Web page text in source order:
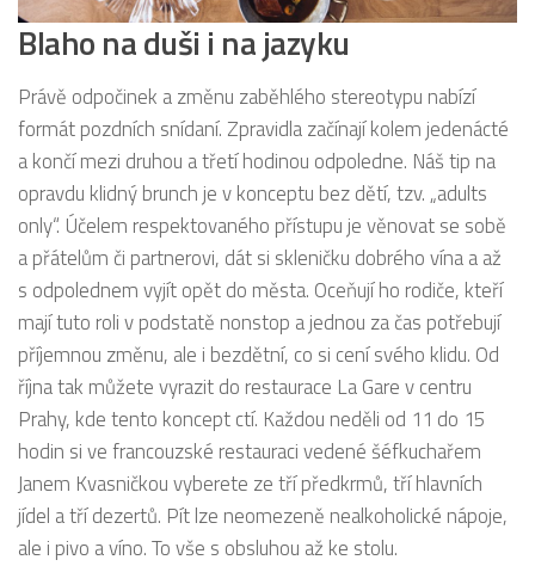
Blaho na duši i na jazyku
Právě odpočinek a změnu zaběhlého stereotypu nabízí
formát pozdních snídaní. Zpravidla začínají kolem jedenácté
a končí mezi druhou a třetí hodinou odpoledne. Náš tip na
opravdu klidný brunch je v konceptu bez dětí, tzv. „adults
only“. Účelem respektovaného přístupu je věnovat se sobě
a přátelům či partnerovi, dát si skleničku dobrého vína a až
s odpolednem vyjít opět do města. Oceňují ho rodiče, kteří
mají tuto roli v podstatě nonstop a jednou za čas potřebují
příjemnou změnu, ale i bezdětní, co si cení svého klidu. Od
října tak můžete vyrazit do restaurace La Gare v centru
Prahy, kde tento koncept ctí. Každou neděli od 11 do 15
hodin si ve francouzské restauraci vedené šéfkuchařem
Janem Kvasničkou vyberete ze tří předkrmů, tří hlavních
jídel a tří dezertů. Pít lze neomezeně nealkoholické nápoje,
ale i pivo a víno. To vše s obsluhou až ke stolu.